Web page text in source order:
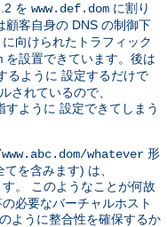
を www.def.dom に割り
顧客自身の DNS の制御下
に向けられたトラフィック
を設置できています。後は
るように 設定するだけで
されているので、
すように 設定できてしまう
whatever 形
を含みます) は、
。 このようなことが何故
必要なバーチャルホスト
ように整合性を確保するか